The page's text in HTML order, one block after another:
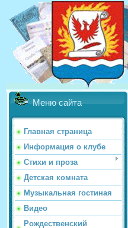
Меню сайта
Главная страница
Информация о клубе
Стихи и проза
Детская комната
Музыкальная гостиная
Видео
Рождественский